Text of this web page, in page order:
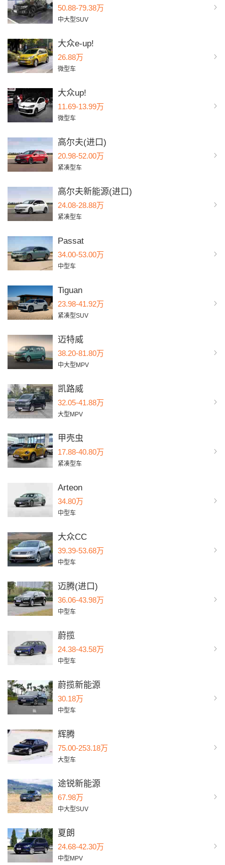
50.88-79.38万
中大型SUV
大众e-up!
26.88万
微型车
大众up!
11.69-13.99万
微型车
高尔夫(进口)
20.98-52.00万
紧凑型车
高尔夫新能源(进口)
24.08-28.88万
紧凑型车
Passat
34.00-53.00万
中型车
Tiguan
23.98-41.92万
紧凑型SUV
迈特威
38.20-81.80万
中大型MPV
凯路威
32.05-41.88万
大型MPV
甲壳虫
17.88-40.80万
紧凑型车
Arteon
34.80万
中型车
大众CC
39.39-53.68万
中型车
迈腾(进口)
36.06-43.98万
中型车
蔚揽
24.38-43.58万
中型车
蔚揽新能源
30.18万
中型车
辉腾
75.00-253.18万
大型车
途锐新能源
67.98万
中大型SUV
夏朗
24.68-42.30万
中型MPV